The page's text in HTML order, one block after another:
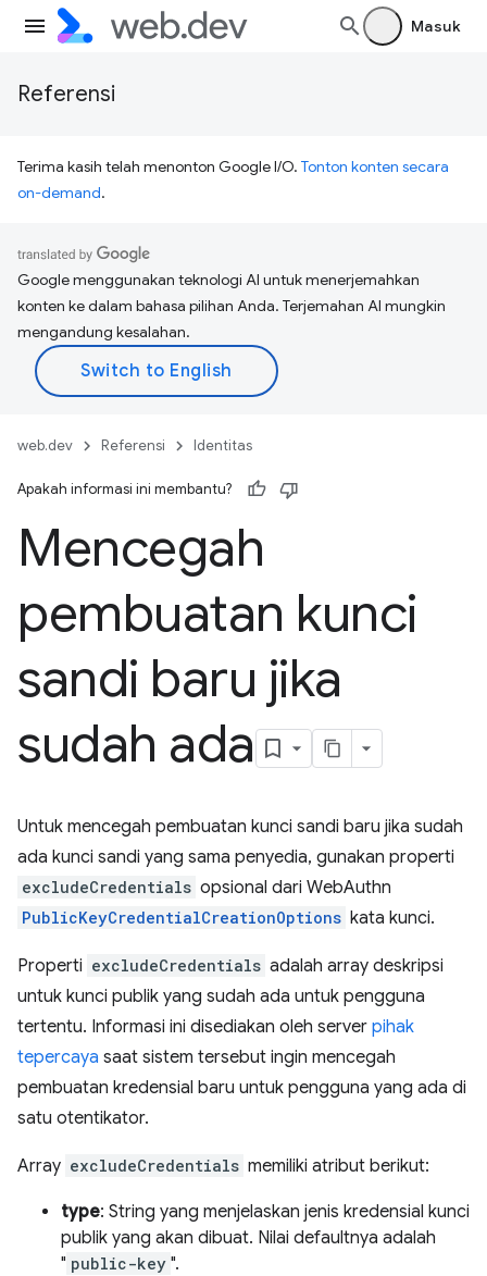
Masuk
Referensi
Terima kasih telah menonton Google I/O. Tonton konten secara
on-demand.
Google menggunakan teknologi AI untuk menerjemahkan
konten ke dalam bahasa pilihan Anda. Terjemahan AI mungkin
mengandung kesalahan.
web.dev Referensi Identitas
Apakah informasi ini membantu?
Mencegah
pembuatan kunci
sandi baru jika
sudah ada
Untuk mencegah pembuatan kunci sandi baru jika sudah
ada kunci sandi yang sama penyedia, gunakan properti
excludeCredentials opsional dari WebAuthn
PublicKeyCredentialCreationOptions kata kunci.
Properti excludeCredentials adalah array deskripsi
untuk kunci publik yang sudah ada untuk pengguna
tertentu. Informasi ini disediakan oleh server pihak
tepercaya saat sistem tersebut ingin mencegah
pembuatan kredensial baru untuk pengguna yang ada di
satu otentikator.
Array excludeCredentials memiliki atribut berikut:
type: String yang menjelaskan jenis kredensial kunci
publik yang akan dibuat. Nilai defaultnya adalah
" public-key ".